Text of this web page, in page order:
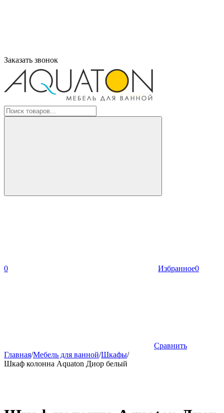
Заказать звонок
0 Избранное0
Сравнить
Главная/Мебель для ванной/Шкафы/
Шкаф колонна Aquaton Диор белый